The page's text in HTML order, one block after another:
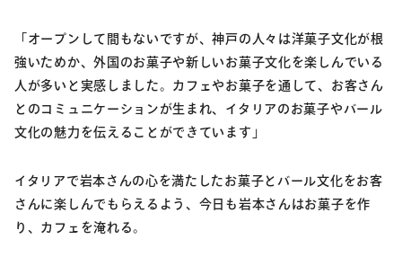
「オープンして間もないですが、神戸の人々は洋菓子文化が根
強いためか、外国のお菓子や新しいお菓子文化を楽しんでいる
人が多いと実感しました。カフェやお菓子を通して、お客さん
とのコミュニケーションが生まれ、イタリアのお菓子やバール
文化の魅力を伝えることができています」
イタリアで岩本さんの心を満たしたお菓子とバール文化をお客
さんに楽しんでもらえるよう、今日も岩本さんはお菓子を作
り、カフェを淹れる。